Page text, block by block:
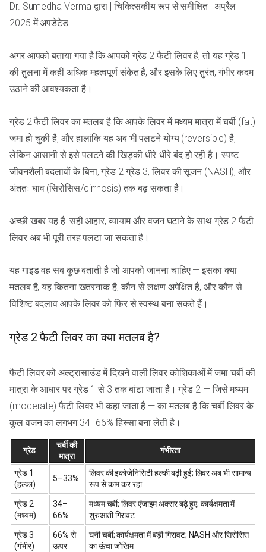
Dr. Sumedha Verma द्वारा | चिकित्सकीय रूप से समीक्षित | अप्रैल
2025 में अपडेटेड
अगर आपको बताया गया है कि आपको ग्रेड 2 फैटी लिवर है, तो यह ग्रेड 1
की तुलना में कहीं अधिक महत्वपूर्ण संकेत है, और इसके लिए तुरंत, गंभीर कदम
उठाने की आवश्यकता है।
ग्रेड 2 फैटी लिवर का मतलब है कि आपके लिवर में मध्यम मात्रा में चर्बी (fat)
जमा हो चुकी है, और हालांकि यह अब भी पलटने योग्य (reversible) है,
लेकिन आसानी से इसे पलटने की खिड़की धीरे-धीरे बंद हो रही है। स्पष्ट
जीवनशैली बदलावों के बिना, ग्रेड 2 ग्रेड 3, लिवर की सूजन (NASH), और
अंततः घाव (सिरोसिस/cirrhosis) तक बढ़ सकता है।
अच्छी खबर यह है: सही आहार, व्यायाम और वजन घटाने के साथ ग्रेड 2 फैटी
लिवर अब भी पूरी तरह पलटा जा सकता है।
यह गाइड वह सब कुछ बताती है जो आपको जानना चाहिए — इसका क्या
मतलब है, यह कितना खतरनाक है, कौन-से लक्षण अपेक्षित हैं, और कौन-से
विशिष्ट बदलाव आपके लिवर को फिर से स्वस्थ बना सकते हैं।
ग्रेड 2 फैटी लिवर का क्या मतलब है?
फैटी लिवर को अल्ट्रासाउंड में दिखने वाली लिवर कोशिकाओं में जमा चर्बी की
मात्रा के आधार पर ग्रेड 1 से 3 तक बांटा जाता है। ग्रेड 2 — जिसे मध्यम
(moderate) फैटी लिवर भी कहा जाता है — का मतलब है कि चर्बी लिवर के
कुल वजन का लगभग 34–66% हिस्सा बना लेती है।
ग्रेड
चर्बी की
मात्रा
गंभीरता
ग्रेड 1
(हल्का)
5–33%
लिवर की इकोजेनिसिटी हल्की बढ़ी हुई; लिवर अब भी सामान्य
रूप से काम कर रहा
ग्रेड 2
(मध्यम)
34–
66%
मध्यम चर्बी; लिवर एंजाइम अक्सर बढ़े हुए; कार्यक्षमता में
शुरुआती गिरावट
ग्रेड 3
(गंभीर)
66% से
ऊपर
घनी चर्बी; कार्यक्षमता में बड़ी गिरावट; NASH और सिरोसिस
का ऊंचा जोखिम